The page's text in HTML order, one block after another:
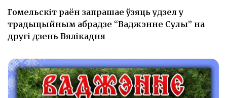
Гомельскіт раён запрашае ўзяць удзел у
традыцыйным абрадзе “Ваджэнне Сулы” на
другі дзень Вялікадня